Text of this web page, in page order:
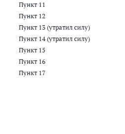
Пункт 11
Пункт 12
Пункт 13 (утратил силу)
Пункт 14 (утратил силу)
Пункт 15
Пункт 16
Пункт 17